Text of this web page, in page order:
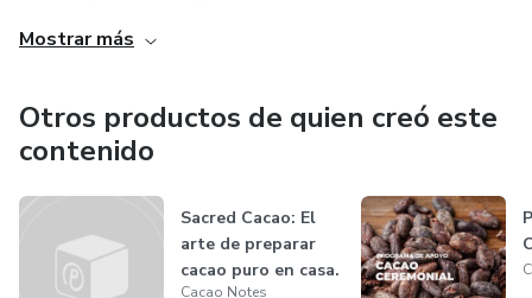
científica, experiencia de campo y una mirada sensorial.
Pensados para personas que quieren entender el cacao de
verdad: desde su bioquímica hasta su uso ceremonial,
gastronómico y terapéutico.
¿Para quién es esto?
Mostrar más
Otros productos de quien creó este
contenido
Sacred Cacao: El
arte de preparar
cacao puro en casa.
Cacao Notes